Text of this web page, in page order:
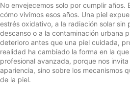
No envejecemos solo por cumplir años.
cómo vivimos esos años. Una piel
estrés oxidativo, a la radiación solar sin
descanso o a la contaminación urbana
deterioro antes que una piel cuidada,
realidad ha cambiado la forma en la
profesional avanzada, porque nos
apariencia, sino sobre los mecanismos
de la piel.